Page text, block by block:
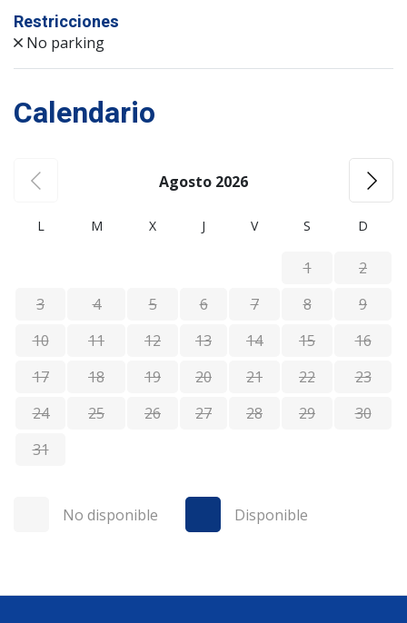
Restricciones
No parking
Calendario
Agosto 2026
L M X J V S D
1
2
3
4 5 6 7 8
9
10
11 12 13 14 15
16
17
18 19 20 21 22
23
24
25 26 27 28 29
30
31
No disponible Disponible